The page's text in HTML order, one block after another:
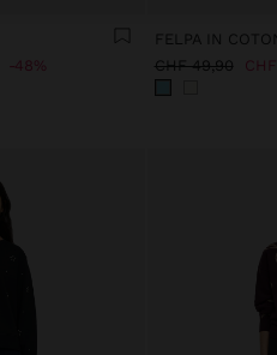
48%
FELPA IN
CHF 49,90